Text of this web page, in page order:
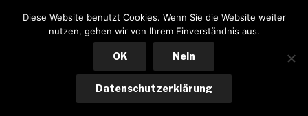
InhaltKSK LOHKIRCHEN
Impressionen 2025
Diese Website benutzt Cookies. Wenn Sie die Website weiter
nutzen, gehen wir von Ihrem Einverständnis aus.
OK Nein
Datenschutzerklärung